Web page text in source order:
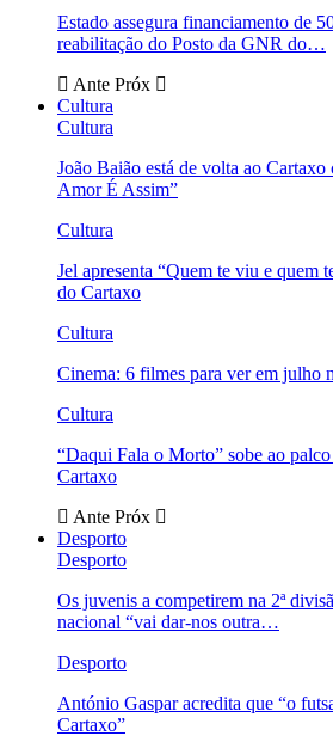
Estado assegura financiamento de
reabilitação do Posto da GNR do…
Ante Próx
Cultura
Cultura
João Baião está de volta ao
Amor É Assim”
Cultura
Jel apresenta “Quem te viu e quem
do Cartaxo
Cultura
Cinema: 6 filmes para ver em julho
Cultura
“Daqui Fala o Morto” sobe ao
Cartaxo
Ante Próx
Desporto
Desporto
Os juvenis a competirem na 2ª
nacional “vai dar-nos outra…
Desporto
António Gaspar acredita que “o
Cartaxo”